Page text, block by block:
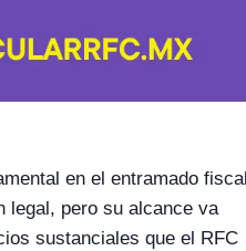
en el entramado fiscal
legal, pero su alcance va
sustanciales que el RFC